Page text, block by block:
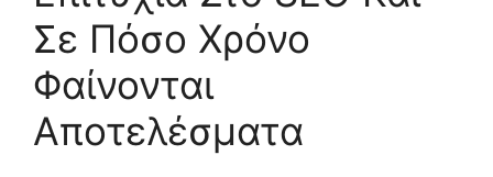
Σε Πόσο Χρόνο
Φαίνονται
Αποτελέσματα